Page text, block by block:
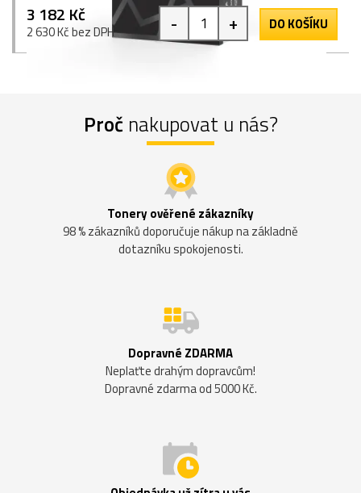
3 182 Kč
2 630 Kč bez DPH - + DO KOŠÍKU
Proč nakupovat u nás?
Tonery ověřené zákazníky
98 % zákazníků doporučuje nákup na základně
dotazníku spokojenosti.
Dopravné ZDARMA
Neplaťte drahým dopravcům!
Dopravné zdarma od 5000 Kč.